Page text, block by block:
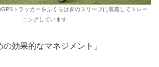
トラッカーをふくらはぎのスリーブに装着してトレー
ニングしています
の効果的なマネジメント」